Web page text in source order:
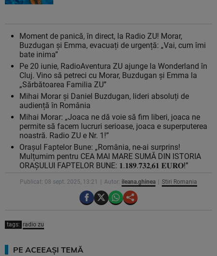
Moment de panică, în direct, la Radio ZU! Morar,
Buzdugan și Emma, evacuați de urgență: „Vai, cum îmi
bate inima”
Pe 20 iunie, RadioAventura ZU ajunge la Wonderland în
Cluj. Vino să petreci cu Morar, Buzdugan și Emma la
„Sărbătoarea Familia ZU”
Mihai Morar și Daniel Buzdugan, lideri absoluți de
audiență în România
Mihai Morar: „Joaca ne dă voie să fim liberi, joaca ne
permite să facem lucruri serioase, joaca e superputerea
noastră. Radio ZU e Nr. 1!”
Orașul Faptelor Bune: „România, ne-ai surprins!
Mulțumim pentru CEA MAI MARE SUMĂ DIN ISTORIA
ORAȘULUI FAPTELOR BUNE: 𝟏.𝟏𝟖𝟗.𝟕𝟑𝟐,𝟔𝟏 𝐄𝐔𝐑𝐎!”
Publicat: 08 sept. 2025, 13:21 Autor: ileana.ghinea Stiri Romania
tags: radio zu
PE ACEEAȘI TEMĂ